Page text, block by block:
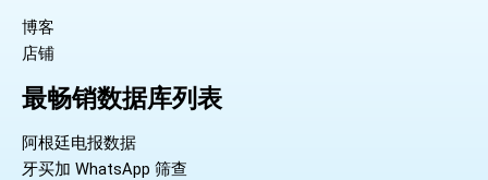
博客
店铺
最畅销数据库列表
阿根廷电报数据
牙买加 WhatsApp 筛查